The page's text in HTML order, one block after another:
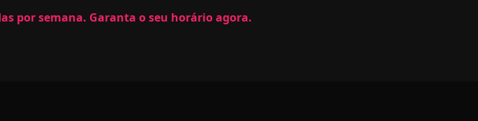
por semana. Garanta o seu horário agora.